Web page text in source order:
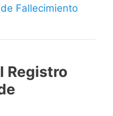
Fallecimiento
Registro